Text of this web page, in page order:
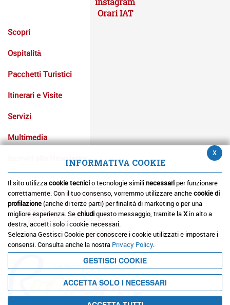
Orari IAT
Scopri
Ospitalità
Pacchetti Turistici
Itinerari e Visite
Servizi
Multimedia
Iscriviti alla Newsletter
x
INFORMATIVA COOKIE
Il sito utilizzacookie tecnicio tecnologie similinecessariper funzionare
correttamente. Con il tuo consenso, vorremmo utilizzare anchecookie di
profilazione(anche di terze parti) per finalità di marketing o per una
migliore esperienza. Sechiudiquesto messaggio, tramite laXin alto a
destra, accetti solo i cookie necessari.
Seleziona Gestisci Cookie per conoscere i cookie utilizzati e impostare i
consensi. Consulta anche la nostra Privacy Policy.
GESTISCI COOKIE
ACCETTA SOLO I NECESSARI